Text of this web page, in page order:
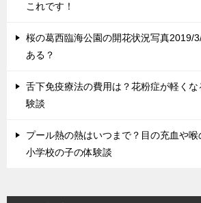
これです！
桜の葛西臨海公園の開花状況写真2019/
ある？
舌下免疫療法の費用は？花粉症が軽く
験談
プール熱の熱はいつまで？目の充血や
小学校の子の体験談